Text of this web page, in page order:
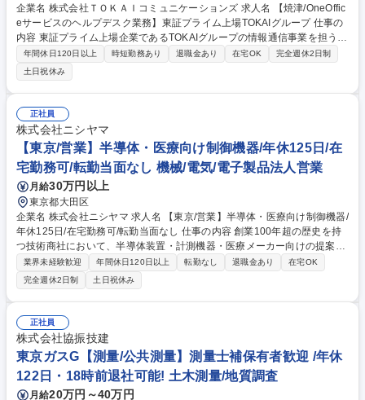
企業名 株式会社ＴＯＫＡＩコミュニケーションズ 求人名 【焼津/OneOffic
eサービスのヘルプデスク業務】東証プライム上場TOKAIグループ 仕事の
内容 東証プライム上場企業であるTOKAIグループの情報通信事業を担う当
社にて、当社サービスであるOneOfficeサービスのヘルプデスク業務をお
任せします。 ■OneOfficeサービス（メール・Webフィルターサービス・
セキュアブラウザなど）の顧客対応業務をお任せします。 ■お客様問合せ
対応 ■お客様告知 ■申込み受付 など 募集職種 【焼津/OneOfficeサービス
のヘルプデスク業務】東証プライム上場TOKAIグループ
年間休日120日以上 時短勤務あり 退職金あり 在宅OK
完全週休2日制
土日祝休み
正社員
株式会社ニシヤマ
【東京/営業】半導体・医療向け制御機器/年休125日/在
宅勤務可/転勤当面なし 機械/電気/電子製品法人営業
月給30万円以上
東京都大田区
企業名 株式会社ニシヤマ 求人名 【東京/営業】半導体・医療向け制御機器/
年休125日/在宅勤務可/転勤当面なし 仕事の内容 創業100年超の歴史を持
つ技術商社において、半導体装置・計測機器・医療メーカー向けの提案営
業をご担当頂きます。機械部品・冷却機構を中心に、製品開発段階から課
題解決に貢献する戦略的パートナーです。 【具体的な業務詳細】 ■既存顧
客への提案・深耕営業 ■新規分野の開拓、新製品の開発 ■顧客要望ヒアリ
ング、仕様打合せ、メーカー選定 ■納期管理、納入後のフォローまで一連
の工程を総合的にマネジメント 【仕事の魅力】 大手半導体検査装置、計
測機器、医療機器メーカーなど幅広い産業に関わり、顧客の製品開発を総
合的にマネジメントします。 【出張頻度】月に数回程度 募集職種 【東京/
営業】半導体・医療向け制御機器/年休125日/在宅勤務可/転勤当面なし
業界未経験歓迎 年間休日120日以上 転勤なし 退職金あり
在宅OK
完全週休2日制
土日祝休み
正社員
株式会社協振技建
東京ガスG【測量/公共測量】測量士補保有者歓迎 /年休
122日・18時前退社可能! 土木測量/地質調査
月給20万円～40万円